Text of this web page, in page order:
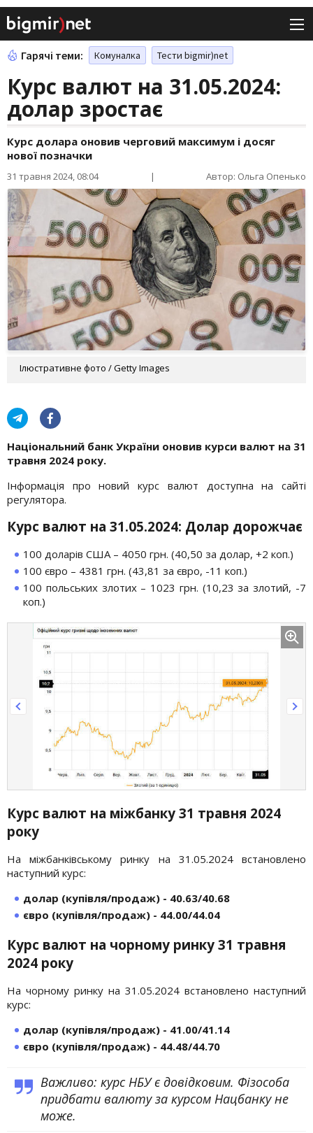
Гарячі теми: Комуналка Тести bigmir)net
Курс валют на 31.05.2024:
долар зростає
Курс долара оновив черговий максимум і досяг
нової позначки
31 травня 2024, 08:04 | Автор: Ольга Опенько
Ілюстративне фото / Getty Images
Національний банк України оновив курси валют на 31
травня 2024 року.
Інформація про новий курс валют доступна на сайті
регулятора.
Курс валют на 31.05.2024: Долар дорожчає
100 доларів США – 4050 грн. (40,50 за долар, +2 коп.)
100 євро – 4381 грн. (43,81 за євро, -11 коп.)
100 польських злотих – 1023 грн. (10,23 за злотий, -7
коп.)
Курс валют на міжбанку 31 травня 2024
року
На міжбанківському ринку на 31.05.2024 встановлено
наступний курс:
долар (купівля/продаж) - 40.63/40.68
євро (купівля/продаж) - 44.00/44.04
Курс валют на чорному ринку 31 травня
2024 року
На чорному ринку на 31.05.2024 встановлено наступний
курс:
долар (купівля/продаж) - 41.00/41.14
євро (купівля/продаж) - 44.48/44.70
Важливо: курс НБУ є довідковим. Фізособа
придбати валюту за курсом Нацбанку не
може.